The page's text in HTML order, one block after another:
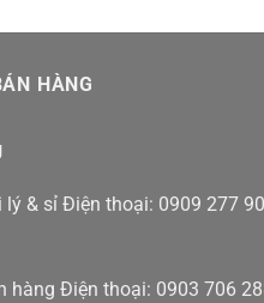
HÀNG
lý & sỉ Điện thoại: 0909 277
hàng Điện thoại: 0903 706